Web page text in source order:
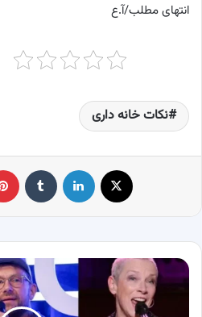
انتهای مطلب/آ.ع
نکات خانه داری
لینکدین ‫تامبلر
هزار
موسیقی‌دان